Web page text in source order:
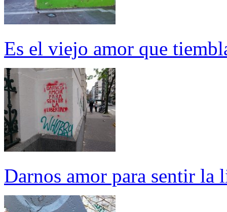
Es el viejo amor que
Darnos amor para sentir la